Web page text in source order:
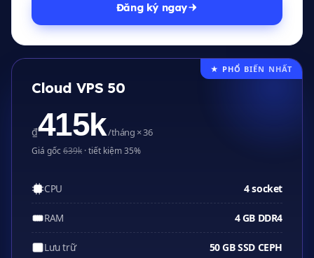
Đăng ký ngay
★ PHỔ BIẾN NHẤT
Cloud VPS 50
₫415k/tháng × 36
Giá gốc639k · tiết kiệm 35%
CPU 4 socket
RAM 4 GB DDR4
Lưu trữ 50 GB SSD CEPH